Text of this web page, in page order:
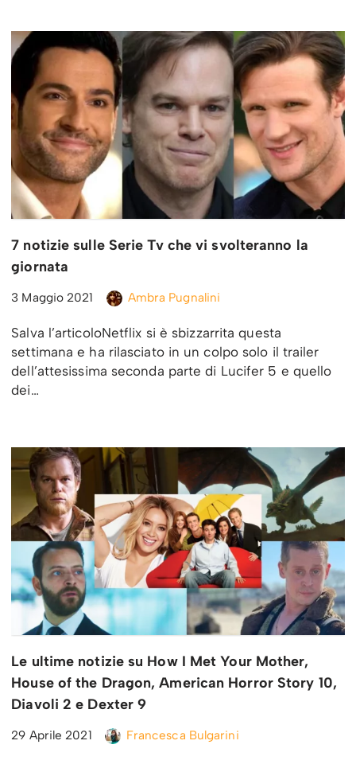
7 notizie sulle Serie Tv che vi svolteranno la
giornata
3 Maggio 2021 Ambra Pugnalini
Salva l’articoloNetflix si è sbizzarrita questa
settimana e ha rilasciato in un colpo solo il trailer
dell’attesissima seconda parte di Lucifer 5 e quello
dei…
Le ultime notizie su How I Met Your Mother,
House of the Dragon, American Horror Story 10,
Diavoli 2 e Dexter 9
29 Aprile 2021 Francesca Bulgarini